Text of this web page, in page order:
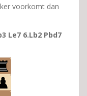
voorkomt dan
Le7 6.Lb2 Pbd7